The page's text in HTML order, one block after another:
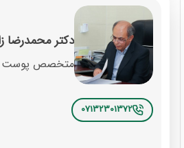
دکتر محمدرضا
متخصص پوست
07132301372